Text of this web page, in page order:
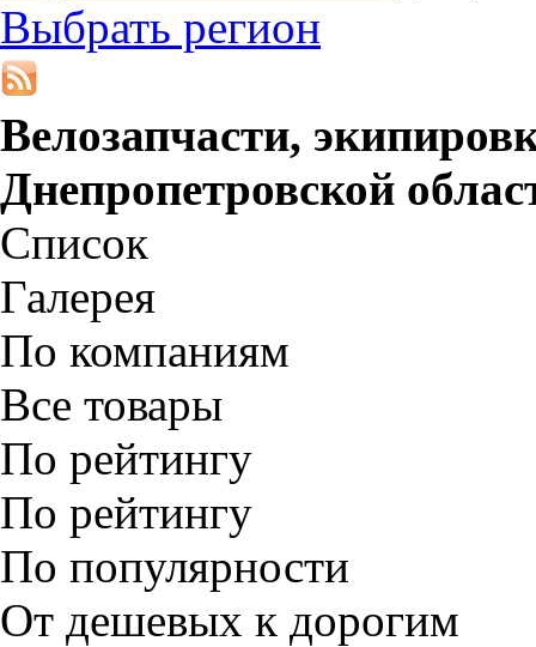
Выбрать регион
Велозапчасти,
Днепропетровской
Список
Галерея
По компаниям
Все товары
По рейтингу
По рейтингу
По популярности
От дешевых к дорогим